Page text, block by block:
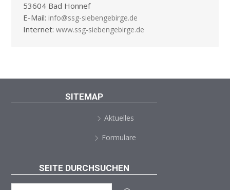
53604 Bad Honnef
E-Mail: info@ssg-siebengebirge.de
Internet: www.ssg-siebengebirge.de
SITEMAP
Aktuelles
Formulare
SEITE DURCHSUCHEN